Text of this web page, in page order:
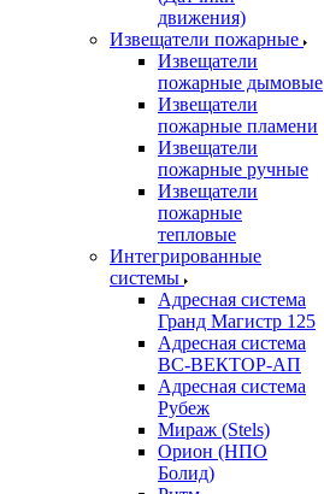
движения)
Извещатели пожарные
Извещатели
пожарные дымовые
Извещатели
пожарные пламени
Извещатели
пожарные ручные
Извещатели
пожарные
тепловые
Интегрированные
системы
Адресная система
Гранд Магистр 125
Адресная система
ВС-ВЕКТОР-АП
Адресная система
Рубеж
Мираж (Stels)
Орион (НПО
Болид)